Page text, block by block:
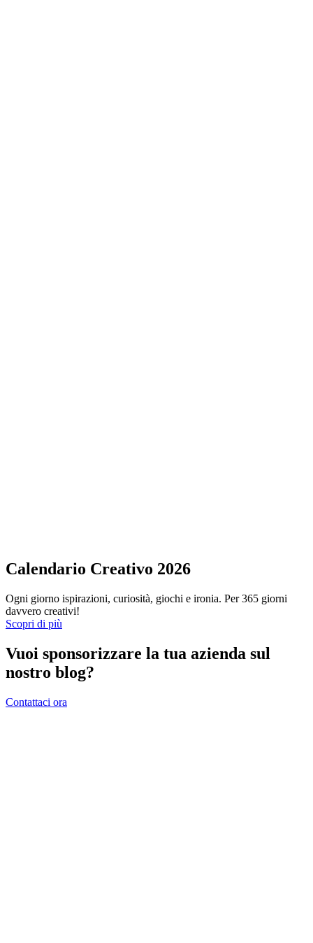
Calendario Creativo 2026
Ogni giorno ispirazioni, curiosità, giochi e ironia. Per 365 giorni
davvero creativi!
Scopri di più
Vuoi sponsorizzare la tua azienda sul
nostro blog?
Contattaci ora